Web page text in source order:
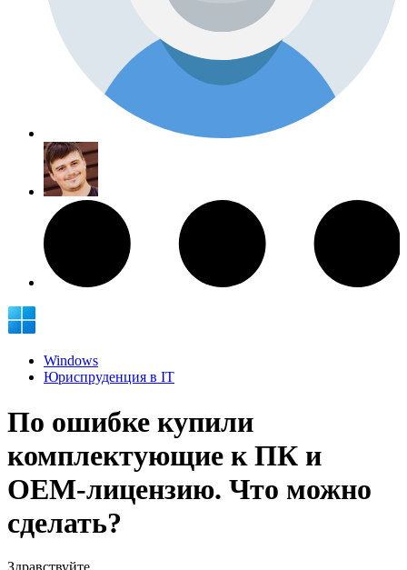
Windows
Юриспруденция в IT
По ошибке купили
комплектующие к ПК и
OEM-лицензию. Что можно
сделать?
Здравствуйте.